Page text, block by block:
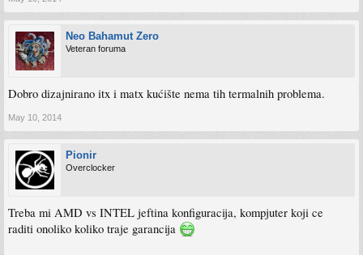
Neo Bahamut Zero
Veteran foruma
Dobro dizajnirano itx i matx kućište nema tih termalnih problema.
May 10, 2014
Pionir
Overclocker
Treba mi AMD vs INTEL jeftina konfiguracija, kompjuter koji ce
raditi onoliko koliko traje garancija